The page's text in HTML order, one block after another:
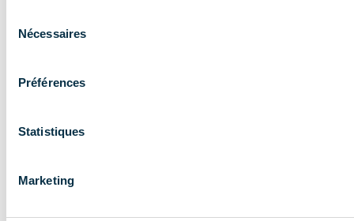
Nécessaires
Préférences
Statistiques
Marketing
les accompagne